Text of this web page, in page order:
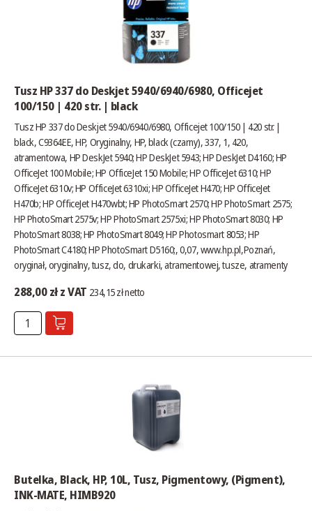
Tusz HP 337 do Deskjet 5940/6940/6980, Officejet
100/150 | 420 str. | black
Tusz HP 337 do Deskjet 5940/6940/6980, Officejet 100/150 | 420 str. |
black, C9364EE, HP, Oryginalny, HP, black (czarny), 337, 1, 420,
atramentowa, HP DeskJet 5940; HP DeskJet 5943; HP DeskJet D4160; HP
OfficeJet 100 Mobile; HP OfficeJet 150 Mobile; HP OfficeJet 6310; HP
OfficeJet 6310v; HP OfficeJet 6310xi; HP OfficeJet H470; HP OfficeJet
H470b; HP OfficeJet H470wbt; HP PhotoSmart 2570; HP PhotoSmart 2575;
HP PhotoSmart 2575v; HP PhotoSmart 2575xi; HP PhotoSmart 8030; HP
PhotoSmart 8038; HP PhotoSmart 8049; HP Photosmart 8053; HP
PhotoSmart C4180; HP PhotoSmart D5160;, 0,07,www.hp.pl,Poznań,
oryginał, oryginalny, tusz, do, drukarki, atramentowej, tusze, atramenty
288,00 zł z VAT 234,15 zł netto
Butelka, Black, HP, 10L, Tusz, Pigmentowy, (Pigment),
INK-MATE, HIMB920